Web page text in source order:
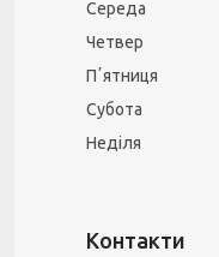
Середа
Четвер
Пʼятниця
Субота
Неділя